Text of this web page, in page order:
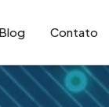
Blog Contato